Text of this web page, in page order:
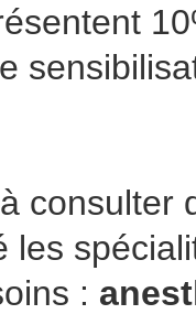
consulter
les
: